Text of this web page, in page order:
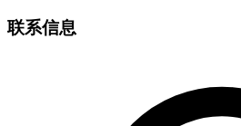
联系信息